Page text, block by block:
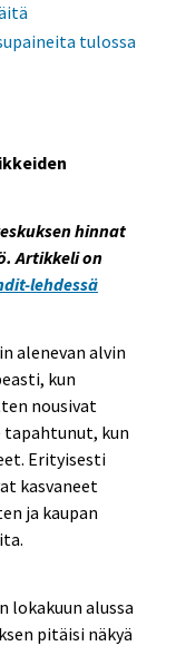
tulossa
hinnat
Artikkeli on
lehdessä
alenevan alvin
kun
nousivat
tapahtunut, kun
Erityisesti
kasvaneet
ja kaupan
lokakuun alussa
pitäisi näkyä